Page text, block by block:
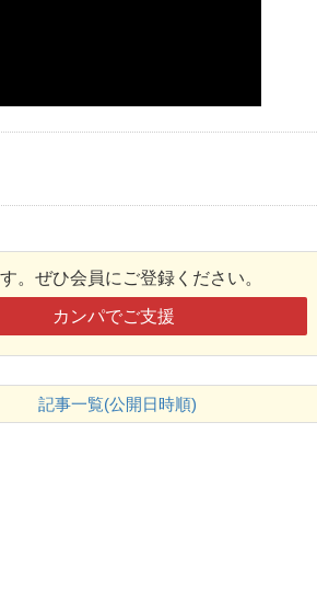
。ぜひ会員にご登録ください。
カンパでご支援
記事一覧(公開日時順)